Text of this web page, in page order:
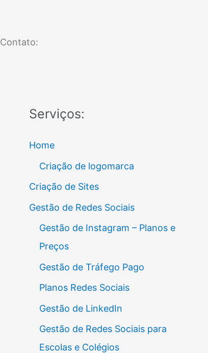
Contato:
Serviços:
Home
Criação de logomarca
Criação de Sites
Gestão de Redes Sociais
Gestão de Instagram – Planos e
Preços
Gestão de Tráfego Pago
Planos Redes Sociais
Gestão de LinkedIn
Gestão de Redes Sociais para
Escolas e Colégios